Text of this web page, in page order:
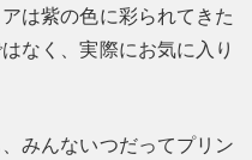
は紫の色に彩られてきた
なく、実際にお気に入り
みんないつだってプリン